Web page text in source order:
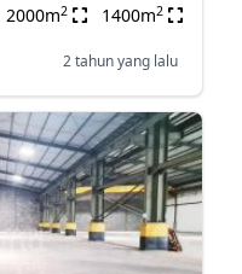
2000m2 1400m2
2 tahun yang lalu